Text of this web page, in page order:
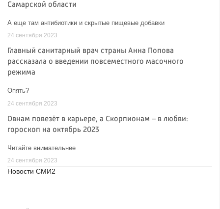
Самарской области
А еще там антибиотики и скрытые пищевые добавки
24 сентября 2023
Главный санитарный врач страны Анна Попова
рассказала о введении повсеместного масочного
режима
Опять?
24 сентября 2023
Овнам повезёт в карьере, а Скорпионам – в любви:
гороскоп на октябрь 2023
Читайте внимательнее
24 сентября 2023
Новости СМИ2